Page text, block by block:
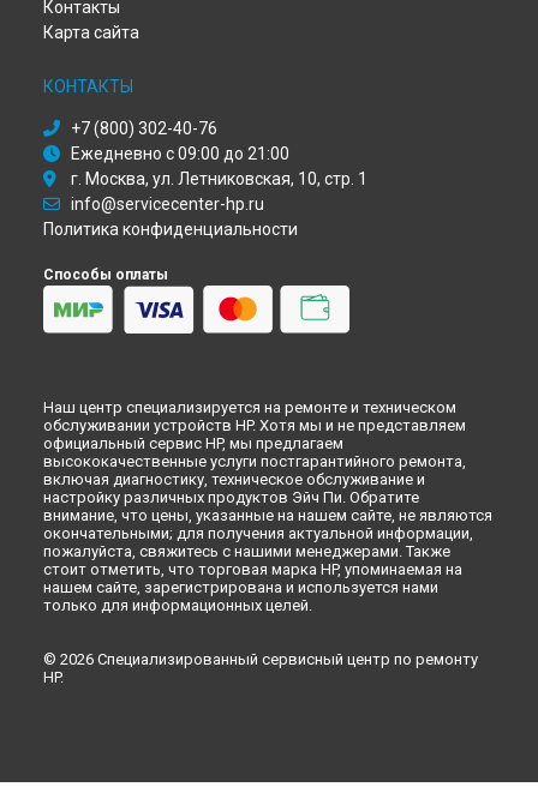
Ремонт моноблока 22-c0099ur [6PE50EA] HP в
Ремонт моноблока 22-c0099ur [6PE50EA] HP в
Ремонт моноблока 22-c0099ur [6PE50EA] HP в
Контакты
Карта сайта
КОНТАКТЫ
+7 (800) 302-40-76
Ежедневно с 09:00 до 21:00
г. Москва, ул. Летниковская, 10, стр. 1
info@servicecenter-hp.ru
Политика конфиденциальности
Способы оплаты
Наш центр специализируется на ремонте и техническом
обслуживании устройств HP. Хотя мы и не представляем
официальный сервис HP, мы предлагаем
высококачественные услуги постгарантийного ремонта,
включая диагностику, техническое обслуживание и
настройку различных продуктов Эйч Пи. Обратите
внимание, что цены, указанные на нашем сайте, не являются
окончательными; для получения актуальной информации,
пожалуйста, свяжитесь с нашими менеджерами. Также
стоит отметить, что торговая марка HP, упоминаемая на
нашем сайте, зарегистрирована и используется нами
только для информационных целей.
© 2026 Специализированный сервисный центр по ремонту
HP.